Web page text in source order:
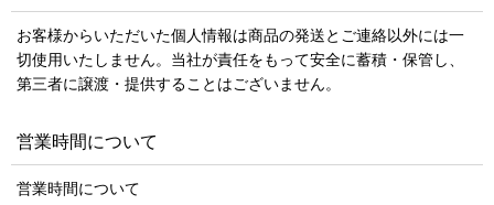
お客様からいただいた個人情報は商品の発送とご連絡以外には一
切使用いたしません。当社が責任をもって安全に蓄積・保管し、
第三者に譲渡・提供することはございません。
営業時間について
営業時間について